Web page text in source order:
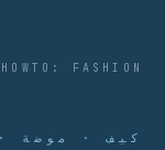
HOWTO: FASHION
كيف · موضة